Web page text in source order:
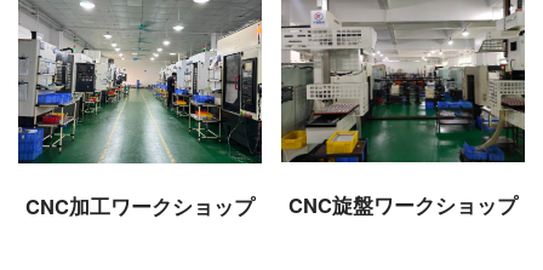
CNC加工ワークショップ CNC旋盤ワークショップ